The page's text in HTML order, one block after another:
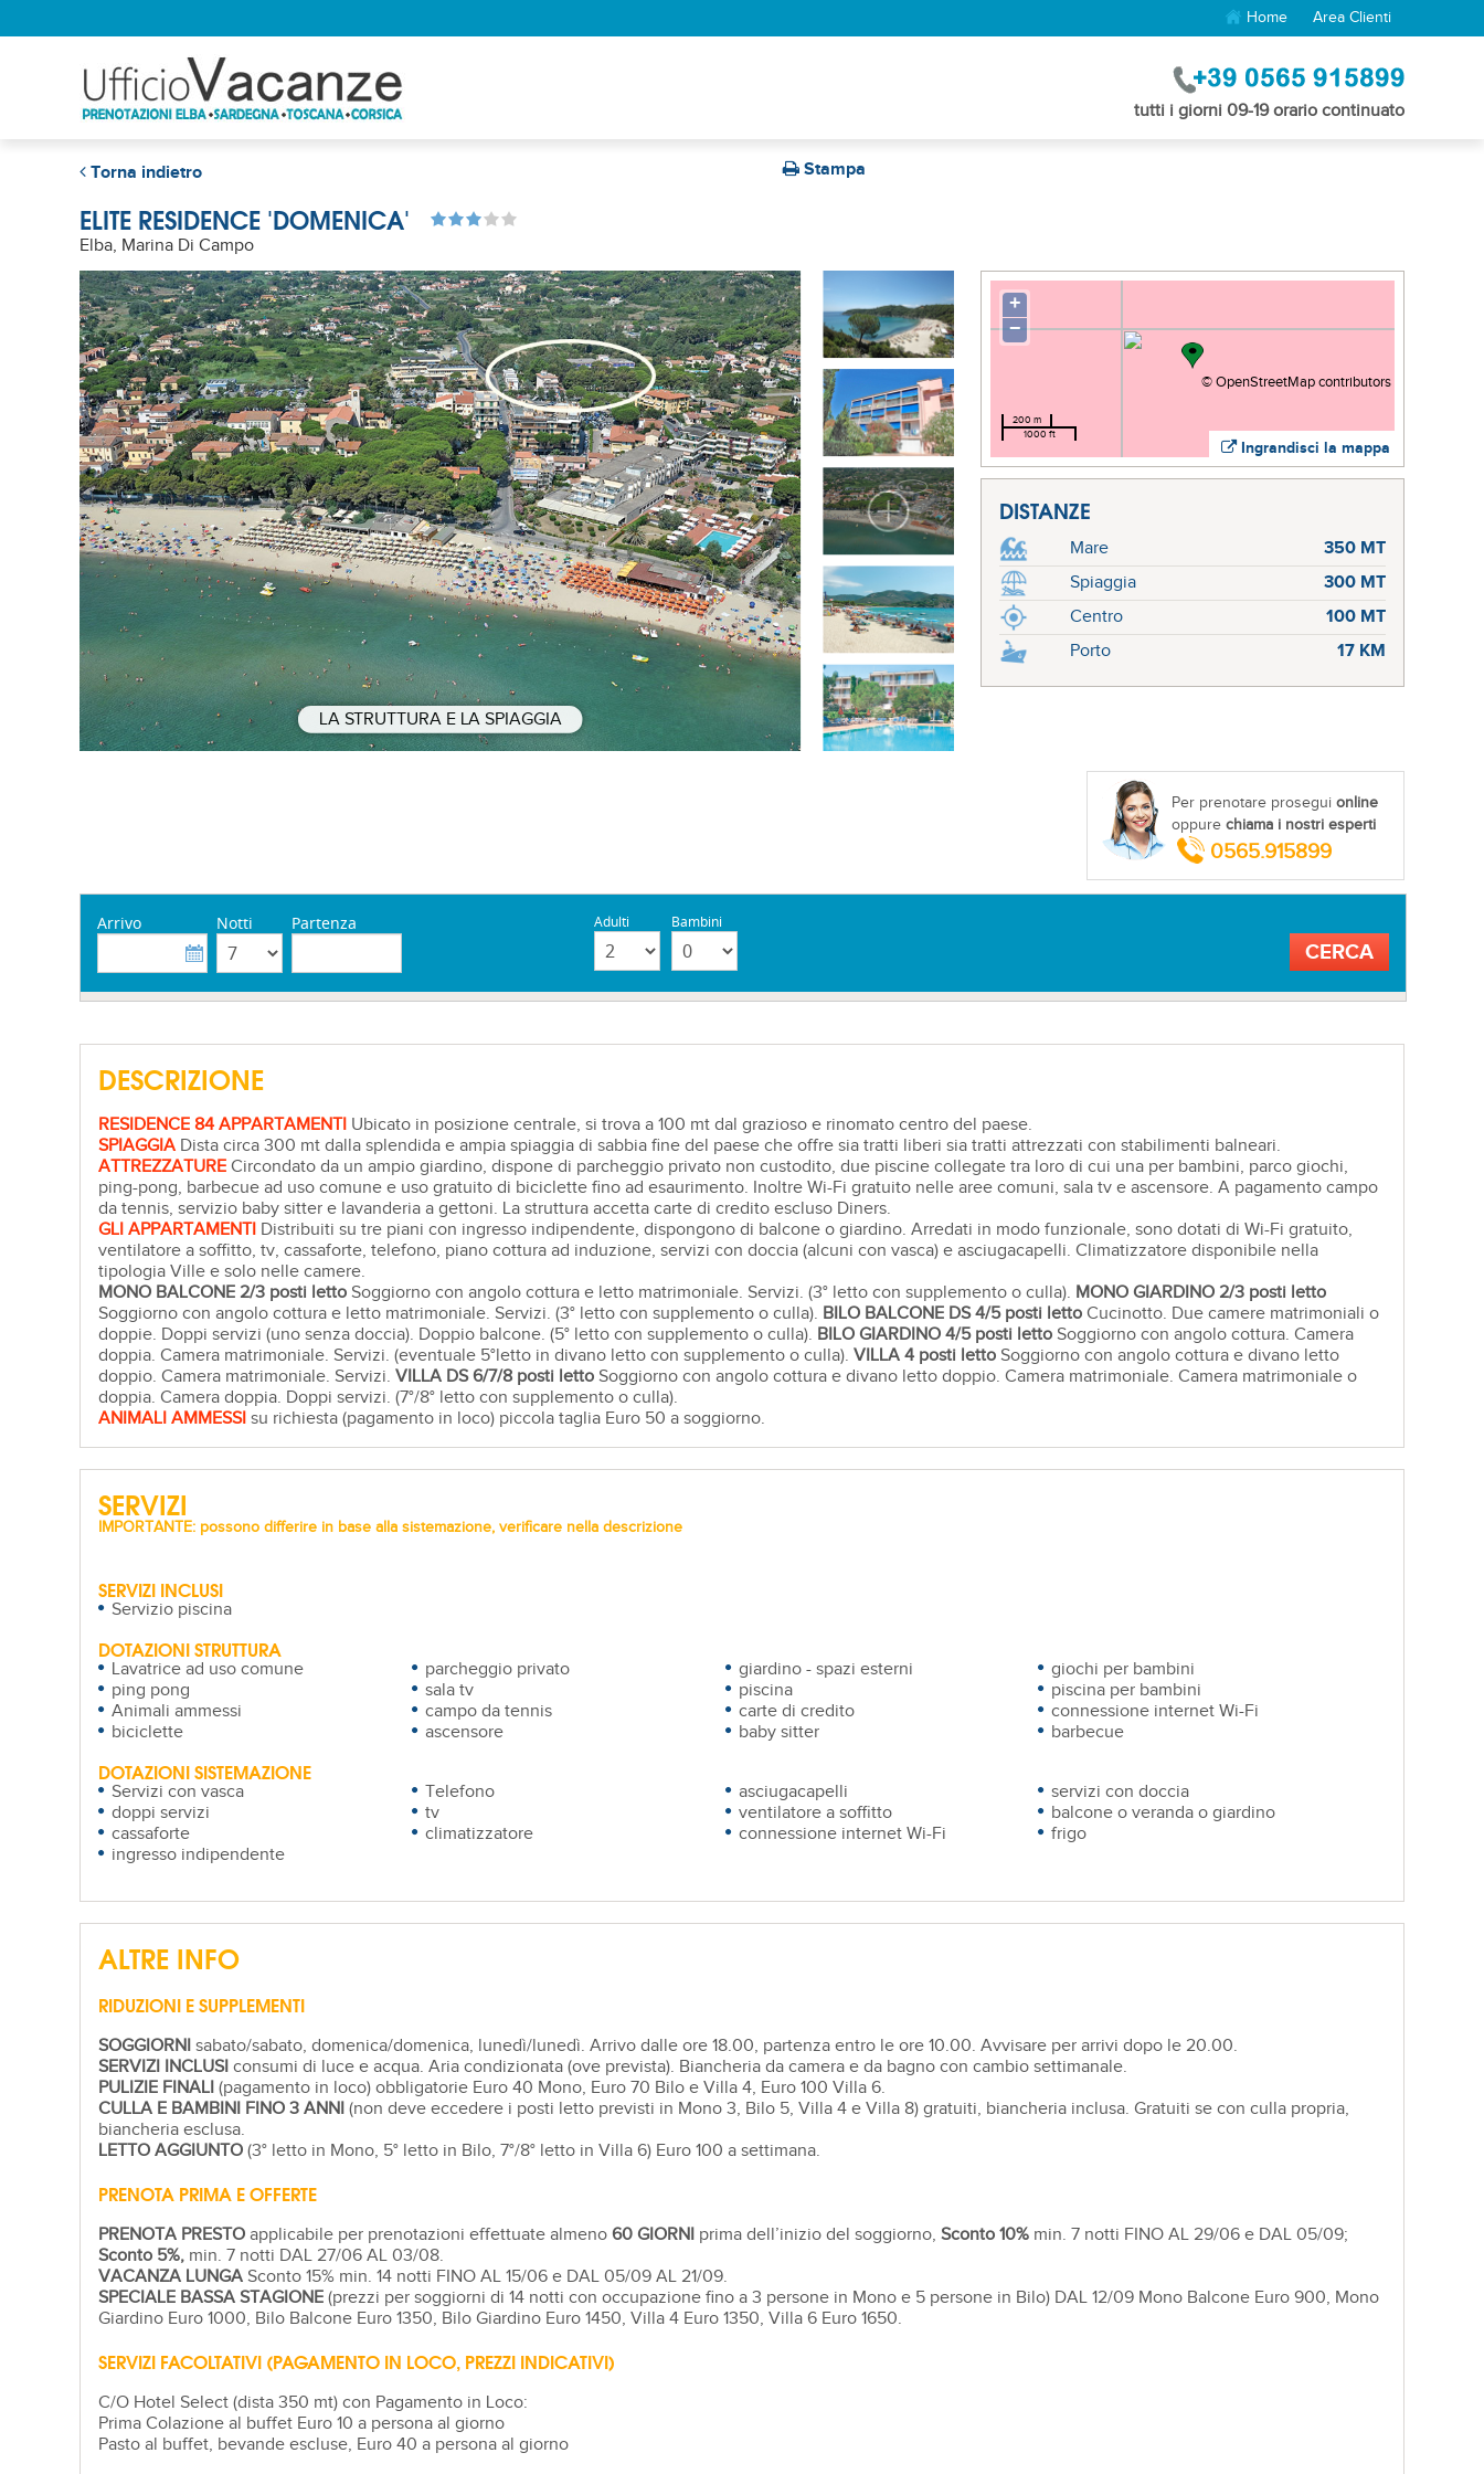
Home Area Clienti
tutti i giorni 09-19 orario continuato
Torna indietro Stampa
ELITE RESIDENCE 'DOMENICA'
Elba, Marina Di Campo
LA STRUTTURA E LA SPIAGGIA
Ingrandisci la mappa
+
−
©OpenStreetMapcontributors
200 m
1000 ft
DISTANZE
Mare
350 MT
Spiaggia
300 MT
Centro
100 MT
Porto
17 KM
Per prenotare proseguionline
oppurechiama i nostri esperti
0565.915899
Arrivo Notti Partenza Adulti Bambini
DESCRIZIONE
RESIDENCE 84 APPARTAMENTI Ubicato in posizione centrale, si trova a 100 mt dal grazioso e rinomato centro del paese.
SPIAGGIA Dista circa 300 mt dalla splendida e ampia spiaggia di sabbia fine del paese che offre sia tratti liberi sia tratti attrezzati con stabilimenti balneari.
ATTREZZATURE Circondato da un ampio giardino, dispone di parcheggio privato non custodito, due piscine collegate tra loro di cui una per bambini, parco giochi,
ping-pong, barbecue ad uso comune e uso gratuito di biciclette fino ad esaurimento. Inoltre Wi-Fi gratuito nelle aree comuni, sala tv e ascensore. A pagamento campo
da tennis, servizio baby sitter e lavanderia a gettoni. La struttura accetta carte di credito escluso Diners.
GLI APPARTAMENTI Distribuiti su tre piani con ingresso indipendente, dispongono di balcone o giardino. Arredati in modo funzionale, sono dotati di Wi-Fi gratuito,
ventilatore a soffitto, tv, cassaforte, telefono, piano cottura ad induzione, servizi con doccia (alcuni con vasca) e asciugacapelli. Climatizzatore disponibile nella
tipologia Ville e solo nelle camere.
MONO BALCONE 2/3 posti letto Soggiorno con angolo cottura e letto matrimoniale. Servizi. (3° letto con supplemento o culla). MONO GIARDINO 2/3 posti letto
Soggiorno con angolo cottura e letto matrimoniale. Servizi. (3° letto con supplemento o culla). BILO BALCONE DS 4/5 posti letto Cucinotto. Due camere matrimoniali o
doppie. Doppi servizi (uno senza doccia). Doppio balcone. (5° letto con supplemento o culla). BILO GIARDINO 4/5 posti letto Soggiorno con angolo cottura. Camera
doppia. Camera matrimoniale. Servizi. (eventuale 5°letto in divano letto con supplemento o culla). VILLA 4 posti letto Soggiorno con angolo cottura e divano letto
doppio. Camera matrimoniale. Servizi. VILLA DS 6/7/8 posti letto Soggiorno con angolo cottura e divano letto doppio. Camera matrimoniale. Camera matrimoniale o
doppia. Camera doppia. Doppi servizi. (7°/8° letto con supplemento o culla).
ANIMALI AMMESSI su richiesta (pagamento in loco) piccola taglia Euro 50 a soggiorno.
SERVIZI
IMPORTANTE: possono differire in base alla sistemazione, verificare nella descrizione
SERVIZI INCLUSI
Servizio piscina
DOTAZIONI STRUTTURA
Lavatrice ad uso comune parcheggio privato giardino - spazi esterni
giochi per bambini
ping pong
sala tv piscina
piscina per bambini
Animali ammessi
campo da tennis carte di credito
connessione internet Wi-Fi
biciclette
ascensore baby sitter barbecue
DOTAZIONI SISTEMAZIONE
Servizi con vasca Telefono asciugacapelli
servizi con doccia
doppi servizi
tv ventilatore a soffitto
balcone o veranda o giardino
cassaforte
climatizzatore connessione internet Wi-Fi
frigo
ingresso indipendente
ALTRE INFO
RIDUZIONI E SUPPLEMENTI
SOGGIORNI sabato/sabato, domenica/domenica, lunedì/lunedì. Arrivo dalle ore 18.00, partenza entro le ore 10.00. Avvisare per arrivi dopo le 20.00.
SERVIZI INCLUSI consumi di luce e acqua. Aria condizionata (ove prevista). Biancheria da camera e da bagno con cambio settimanale.
PULIZIE FINALI (pagamento in loco) obbligatorie Euro 40 Mono, Euro 70 Bilo e Villa 4, Euro 100 Villa 6.
CULLA E BAMBINI FINO 3 ANNI (non deve eccedere i posti letto previsti in Mono 3, Bilo 5, Villa 4 e Villa 8) gratuiti, biancheria inclusa. Gratuiti se con culla propria,
biancheria esclusa.
LETTO AGGIUNTO (3° letto in Mono, 5° letto in Bilo, 7°/8° letto in Villa 6) Euro 100 a settimana.
PRENOTA PRIMA E OFFERTE
PRENOTA PRESTO applicabile per prenotazioni effettuate almeno 60 GIORNI prima dell’inizio del soggiorno, Sconto 10% min. 7 notti FINO AL 29/06 e DAL 05/09;
Sconto 5%, min. 7 notti DAL 27/06 AL 03/08.
VACANZA LUNGA Sconto 15% min. 14 notti FINO AL 15/06 e DAL 05/09 AL 21/09.
SPECIALE BASSA STAGIONE (prezzi per soggiorni di 14 notti con occupazione fino a 3 persone in Mono e 5 persone in Bilo) DAL 12/09 Mono Balcone Euro 900, Mono
Giardino Euro 1000, Bilo Balcone Euro 1350, Bilo Giardino Euro 1450, Villa 4 Euro 1350, Villa 6 Euro 1650.
SERVIZI FACOLTATIVI (PAGAMENTO IN LOCO, PREZZI INDICATIVI)
C/O Hotel Select (dista 350 mt) con Pagamento in Loco:
Prima Colazione al buffet Euro 10 a persona al giorno
Pasto al buffet, bevande escluse, Euro 40 a persona al giorno